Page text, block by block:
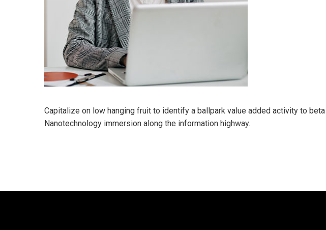
Capitalize on low hanging fruit to identify a ballpark value added activity to
Nanotechnology immersion along the information highway.